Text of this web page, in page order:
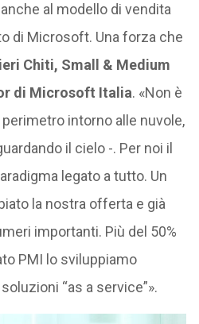
al modello di vendita
di Microsoft. Una forza che
Chiti, Small & Medium
di Microsoft Italia. «Non è
intorno alle nuvole,
il cielo -. Per noi il
legato a tutto. Un
la nostra offerta e già
importanti. Più del 50%
PMI lo sviluppiamo
“as a service”».